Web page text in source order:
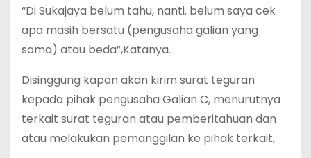
“Di Sukajaya belum tahu, nanti. belum saya cek
apa masih bersatu (pengusaha galian yang
sama) atau beda”,Katanya.
Disinggung kapan akan kirim surat teguran
kepada pihak pengusaha Galian C, menurutnya
terkait surat teguran atau pemberitahuan dan
atau melakukan pemanggilan ke pihak terkait,